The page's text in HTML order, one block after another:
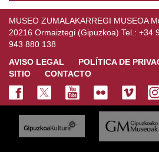
MUSEO ZUMALAKARREGI MUSEOA
20216 Ormaiztegi (Gipuzkoa) Tel.: +34
943 880 138
AVISO LEGAL
POLÍTICA DE
SITIO
CONTACTO